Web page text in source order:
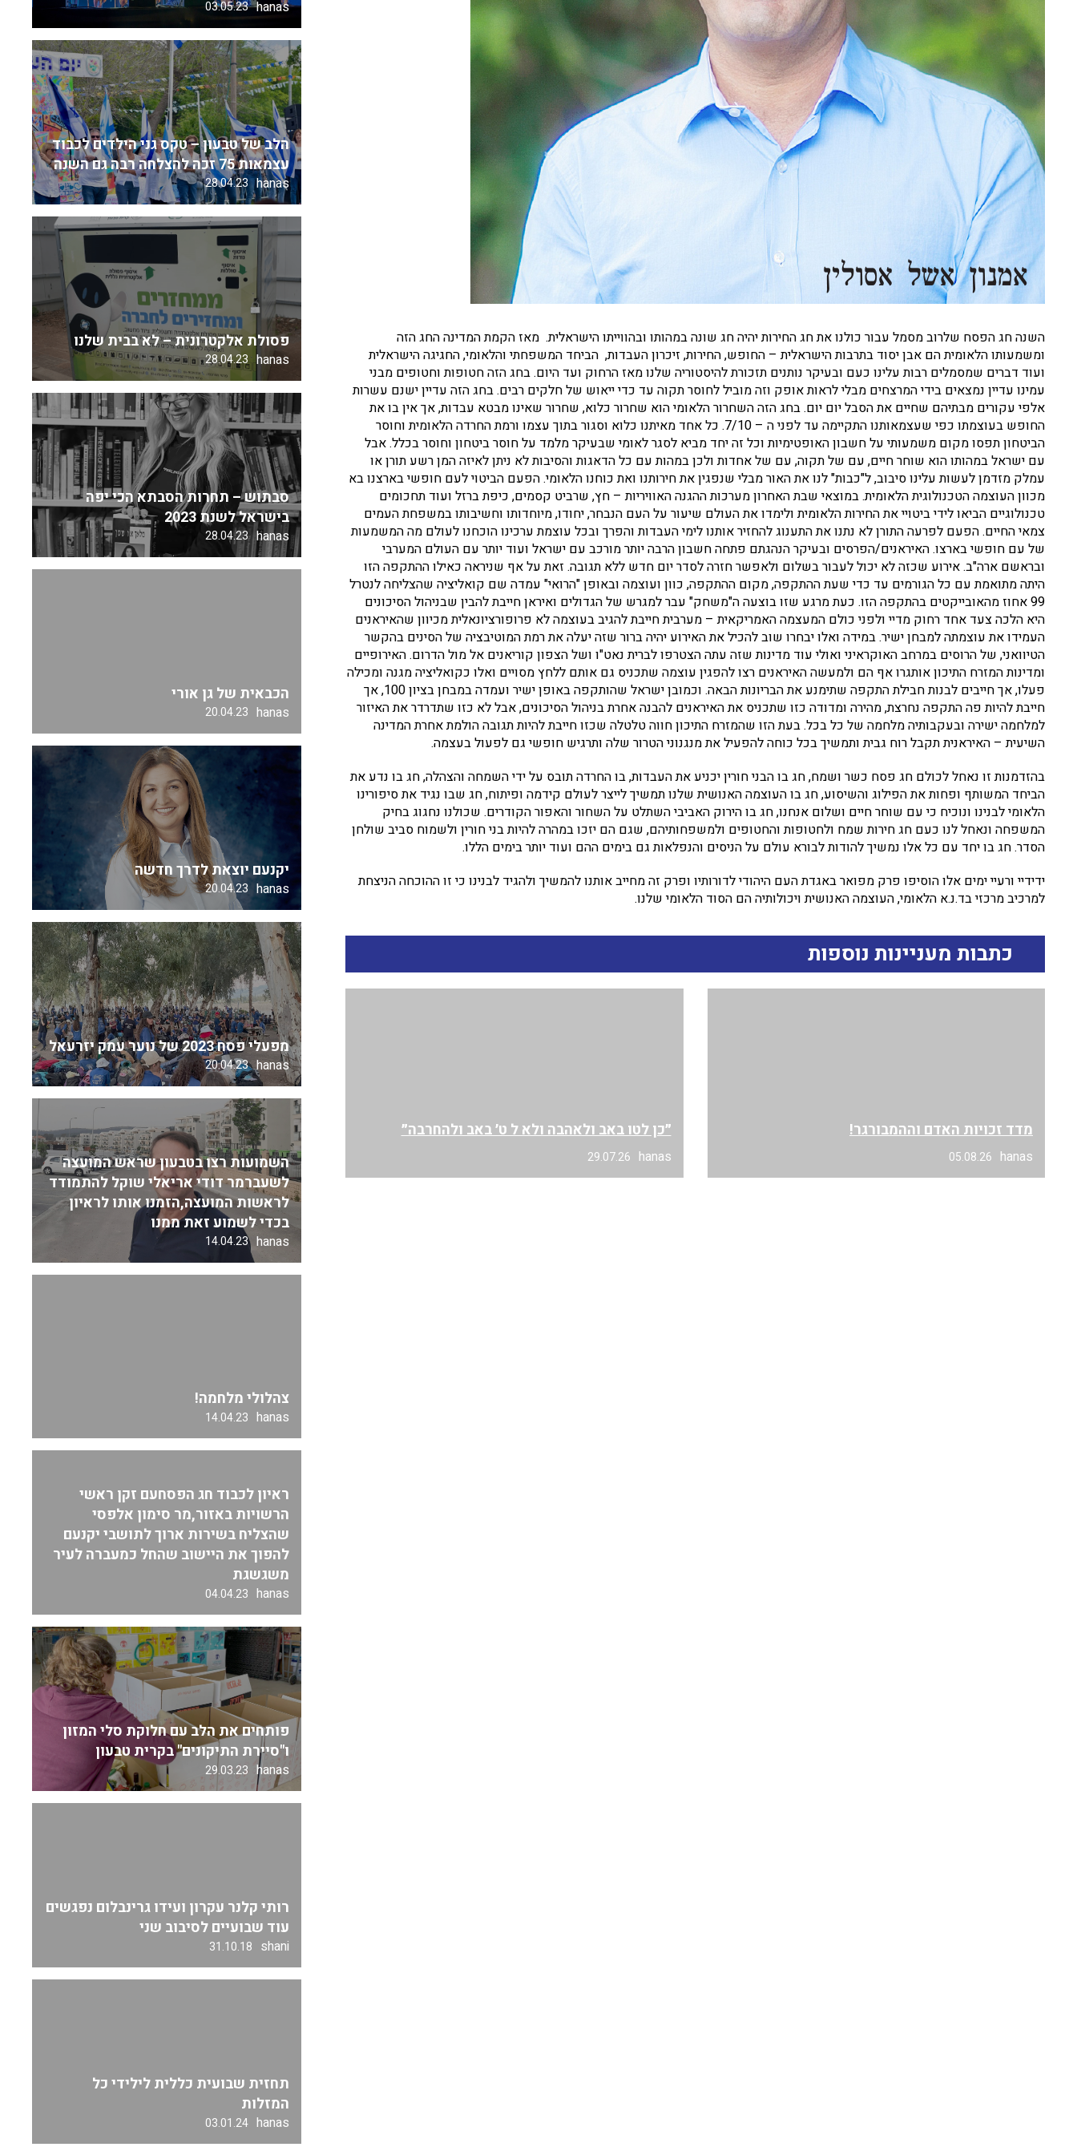
השנה חג הפסח שלרוב מסמל עבור כולנו את חג החירות יהיה חג שונה במהותו ובהווייתו הישראלית. מאז הקמת המדינה החג הזה
ומשמעותו הלאומית הם אבן יסוד בתרבות הישראלית – החופש, החירות, זיכרון העבדות, הביחד המשפחתי והלאומי, החגיגה הישראלית
ועוד דברים שמסמלים רבות עלינו כעם ובעיקר נותנים תזכורת להיסטוריה שלנו מאז הרחוק ועד היום. בחג הזה חטופות וחטופים מבני
עמינו עדיין נמצאים בידי המרצחים מבלי לראות אופק וזה מוביל לחוסר תקוה עד כדי ייאוש של חלקים רבים. בחג הזה עדיין ישנם עשרות
אלפי עקורים מבתיהם שחיים את הסבל יום יום. בחג הזה השחרור הלאומי הוא שחרור כלוא, שחרור שאינו מבטא עבדות, אך אין בו את
החופש בעוצמתו כפי שעצמאותנו התקיימה עד לפני ה – 7/10. כל אחד מאיתנו כלוא וסגור בתוך עצמו ורמת החרדה הלאומית וחוסר
הביטחון תפסו מקום משמעותי על חשבון האופטימיות וכל זה יחד מביא לסגר לאומי שבעיקר מלמד על חוסר ביטחון וחוסר בכלל. אבל
עם ישראל במהותו הוא שוחר חיים, עם של תקוה, עם של אחדות ולכן במהות עם כל הדאגות והסיבות לא ניתן לאיזה המן רשע תורן או
עמלק מזדמן לעשות עלינו סיבוב, ל"כבות" לנו את האור מבלי שנפגין את חירותנו ואת כוחנו הלאומי. הפעם הביטוי לעם חופשי בארצנו בא
מכוון העוצמה הטכנולוגית הלאומית. במוצאי שבת האחרון מערכות ההגנה האוויריות – חץ, שרביט קסמים, כיפת ברזל ועוד תחכומים
טכנולוגיים הביאו לידי ביטויי את החירות הלאומית ולימדו את העולם שיעור על העם הנבחר, יחודו, מיוחדותו וחשיבותו במשפחת העמים
צמאי החיים. הפעם לפרעה התורן לא נתנו את התענוג להחזיר אותנו לימי העבדות והפרך ובכל עוצמת ערכינו הוכחנו לעולם מה המשמעות
של עם חופשי בארצו. האיראנים/הפרסים ובעיקר הנהגתם פתחה חשבון הרבה יותר מורכב עם ישראל ועוד יותר עם העולם המערבי
ובראשם ארה"ב. אירוע שכזה לא יכול לעבור בשלום ולאפשר חזרה לסדר יום חדש ללא תגובה. זאת על אף שניראה כאילו ההתקפה הזו
היתה מתואמת עם כל הגורמים עד כדי שעת ההתקפה, מקום ההתקפה, כוון ועוצמה ובאופן "הרואי" עמדה שם קואליציה שהצליחה לנטרל
99 אחוז מהאובייקטים בהתקפה הזו. כעת מרגע שזו בוצעה ה"משחק" עבר למגרש של הגדולים ואיראן חייבת להבין שבניהול הסיכונים
היא הלכה צעד אחד רחוק מדיי ולפני כולם המעצמה האמריקאית – מערבית חייבת להגיב בעוצמה לא פרופורציונאלית מכיוון שהאיראנים
העמידו את עוצמתה למבחן ישיר. במידה ואלו יבחרו שוב להכיל את האירוע יהיה ברור שזה יעלה את רמת המוטיבציה של הסינים בהקשר
הטיוואני, של הרוסים במרחב האוקראיני ואולי עוד מדינות שזה עתה הצטרפו לברית נאט"ו ושל הצפון קוריאנים אל מול הדרום. האירופיים
ומדינות המזרח התיכון אותגרו אף הם ולמעשה האיראנים רצו להפגין עוצמה שתכניס גם אותם ללחץ מסויים ואלו כקואליציה מגנה ומכילה
פעלו, אך חייבים לבנות חבילת התקפה שתימנע את הבריונות הבאה. וכמובן ישראל שהותקפה באופן ישיר ועמדה במבחן בציון 100, אך
חייבת להיות פה התקפה נחרצת, מהירה ומדודה כזו שתכניס את האיראנים להבנה אחרת בניהול הסיכונים, אבל לא כזו שתדרדר את האיזור
למלחמה ישירה ובעקבותיה מלחמה של כל בכל. בעת הזו שהמזרח התיכון חווה טלטלה שכזו חייבת להיות תגובה הולמת אחרת המדינה
השיעית – האיראנית תקבל רוח גבית ותמשיך בכל כוחה להפעיל את מנגנוני הטרור שלה ותרגיש חופשי גם לפעול בעצמה.
בהזדמנות זו נאחל לכולם חג פסח כשר ושמח, חג בו הבני חורין יכניע את העבדות, בו החרדה תובס על ידי השמחה והצהלה, חג בו נדע את
הביחד המשותף ופחות את הפילוג והשיסוע, חג בו העוצמה האנושית שלנו תמשיך לייצר לעולם קידמה ופיתוח, חג שבו נגיד את סיפורינו
הלאומי לבנינו ונוכיח כי עם שוחר חיים ושלום אנחנו, חג בו הירוק האביבי השתלט על השחור והאפור הקודרים. שכולנו נחגוג בחיק
המשפחה ונאחל לנו כעם חג חירות שמח ולחטופות והחטופים ולמשפחותיהם, שגם הם יזכו במהרה להיות בני חורין ולשמוח סביב שולחן
הסדר. חג בו יחד עם כל אלו נמשיך להודות לבורא עולם על הניסים והנפלאות גם בימים ההם ועוד יותר בימים הללו.
ידידיי ורעיי ימים אלו הוסיפו פרק מפואר באגדת העם היהודי לדורותיו ופרק זה מחייב אותנו להמשיך ולהגיד לבנינו כי זו ההוכחה הניצחת
למרכיב מרכזי בד.נ.א הלאומי, העוצמה האנושית ויכולותיה הם הסוד הלאומי שלנו.
כתבות מעניינות נוספות
מדד זכויות האדם וההמבורגר!
hanas
05.08.26
״כן לטו באב ולאהבה ולא ל ט׳ באב ולהחרבה״
hanas
29.07.26
hanas
03.05.23
הלב של טבעון – טקס גני הילדים לכבוד
עצמאות 75 זכה להצלחה רבה גם השנה
hanas
28.04.23
פסולת אלקטרונית – לא בבית שלנו
hanas
28.04.23
סבתוש – תחרות הסבתא הכי יפה
בישראל לשנת 2023
hanas
28.04.23
הכבאית של גן אורי
hanas
20.04.23
יקנעם יוצאת לדרך חדשה
hanas
20.04.23
מפעלי פסח 2023 של נוער עמק יזרעאל
hanas
20.04.23
השמועות רצו בטבעון שראש המועצה
לשעברמר דודי אריאלי שוקל להתמודד
לראשות המועצה,הזמנו אותו לראיון
בכדי לשמוע זאת ממנו
hanas
14.04.23
צהלולי מלחמה!
hanas
14.04.23
ראיון לכבוד חג הפסחעם זקן ראשי
הרשויות באזור,מר סימון אלפסי
שהצליח בשירות ארוך לתושבי יקנעם
להפוך את היישוב שהחל כמעברה לעיר
משגשגת
hanas
04.04.23
פותחים את הלב עם חלוקת סלי המזון
ו"סיירת התיקונים" בקרית טבעון
hanas
29.03.23
רותי קלנר עקרון ועידו גרינבלום נפגשים
עוד שבועיים לסיבוב שני
shani
31.10.18
תחזית שבועית כללית לילידי כל
המזלות
hanas
03.01.24